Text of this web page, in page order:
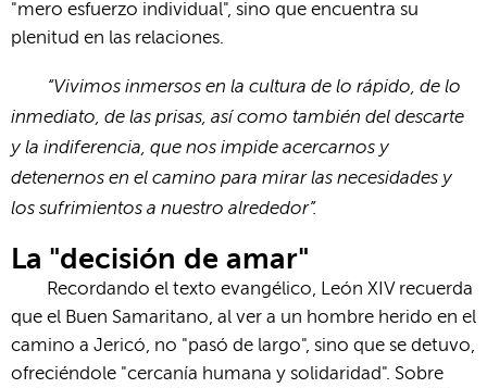
"mero esfuerzo individual", sino que encuentra su
plenitud en las relaciones.
“Vivimos inmersos en la cultura de lo rápido, de lo
inmediato, de las prisas, así como también del descarte
y la indiferencia, que nos impide acercarnos y
detenernos en el camino para mirar las necesidades y
los sufrimientos a nuestro alrededor”.
La "decisión de amar"
Recordando el texto evangélico, León XIV recuerda
que el Buen Samaritano, al ver a un hombre herido en el
camino a Jericó, no "pasó de largo", sino que se detuvo,
ofreciéndole "cercanía humana y solidaridad". Sobre